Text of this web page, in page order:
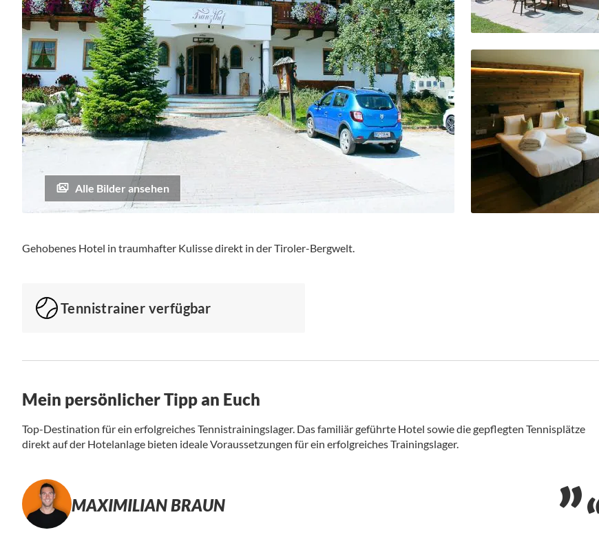
Alle Bilder ansehen
der
Gehobenes Hotel in traumhafter Kulisse direkt in der Tiroler-Bergwelt.
Tennistrainer verfügbar
Mein persönlicher Tipp an Euch
Top-Destination für ein erfolgreiches Tennistrainingslager. Das familiär geführte Hotel sowie die gepflegten Tennisplätze
direkt auf der Hotelanlage bieten ideale Voraussetzungen für ein erfolgreiches Trainingslager.
MAXIMILIAN BRAUN